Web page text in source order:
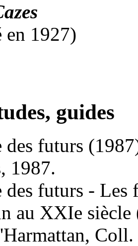
en 1927)
guides
futurs
1987.
futurs - Les
au XXIe siècle
Coll.